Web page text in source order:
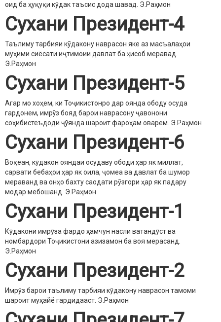
оид ба ҳуқуқи кӯдак таъсис дода шавад. Э.Раҳмон
Сухани Президент-4
Таълиму тарбияи кӯдакону наврасон яке аз масъалаҳои
муҳими сиёсати иҷтимоии давлат ба ҳисоб меравад.
Э.Раҳмон
Сухани Президент-5
Агар мо хоҳем, ки Тоҷикистонро дар оянда ободу осуда
гардонем, имрўз бояд барои наврасону ҷавонони
соҳибистеъдоди ҷўянда шароит фароҳам оварем. Э.Раҳмон
Сухани Президент-6
Воқеан, кӯдакон ояндаи осудаву ободи ҳар як миллат,
сарвати бебаҳои ҳар як оила, ҷомеа ва давлат ба шумор
мераванд ва онҳо бахту саодати рӯзгори ҳар як падару
модар мебошанд. Э.Раҳмон
Сухани Президент-1
Кӯдакони имрӯза фардо ҳамчун насли ватандӯст ва
номбардори Тоҷикистони азизамон ба воя мерасанд.
Э.Раҳмон
Сухани Президент-2
Имрӯз барои таълиму тарбияи кӯдакону наврасон тамоми
шароит муҳайё гардидааст. Э.Раҳмон